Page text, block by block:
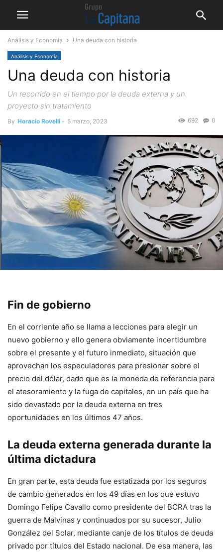
Análisis y Economía Una deuda con historia
Análisis y Economía
Una deuda con historia
Un recorrido en el tiempo por la deuda externa y un
proyecto sin tratamiento
By Horacio Rovelli - 5 marzo, 2023 0
692
Fin de gobierno
En el corriente año se llama a lecciones para elegir un
nuevo gobierno y ello genera obviamente incertidumbre
sobre el presente y el futuro inmediato, situación que
aprovechan los especuladores para presionar sobre el
precio del dólar, dado que es la moneda de referencia para
el atesoramiento y la fuga de capitales, en un país que ha
sido devastado por la deuda externa en tres
oportunidades en los últimos 47 años.
La deuda externa generada durante la
última dictadura
En gran parte, esta deuda fue estatizada por los seguros
de cambio generados en los 49 días en los que estuvo
Domingo Felipe Cavallo como presidente del BCRA tras la
guerra de Malvinas y continuados por su sucesor, Julio
González del Solar, mediante canje de los títulos de deuda
privado por títulos del Estado nacional. De esa manera, las